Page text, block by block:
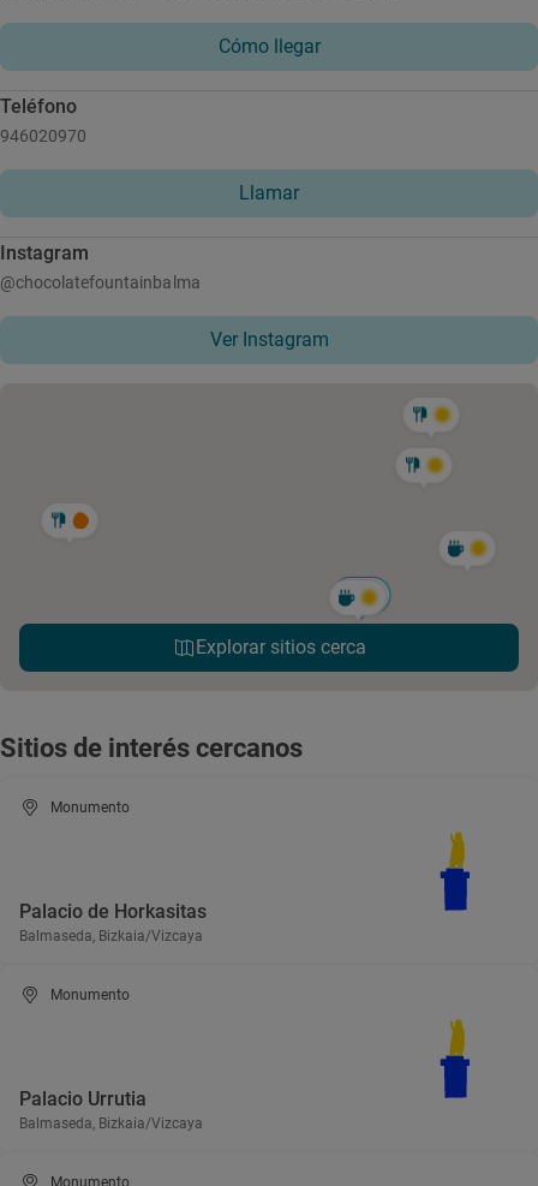
Cómo llegar
Teléfono
946020970
Llamar
Instagram
@chocolatefountainbalma
Ver Instagram
Explorar sitios cerca
Sitios de interés cercanos
Monumento
Palacio de Horkasitas
Balmaseda, Bizkaia/Vizcaya
Monumento
Palacio Urrutia
Balmaseda, Bizkaia/Vizcaya
Monumento